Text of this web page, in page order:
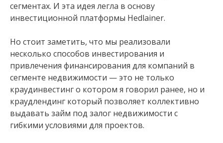
сегментах. И эта идея легла в основу
инвестиционной платформы Hedlainer.
Но стоит заметить, что мы реализовали
несколько способов инвестирования и
привлечения финансирования для компаний в
сегменте недвижимости — это не только
краудинвестинг о котором я говорил ранее, но и
краудлендинг который позволяет коллективно
выдавать займ под залог недвижимости с
гибкими условиями для проектов.